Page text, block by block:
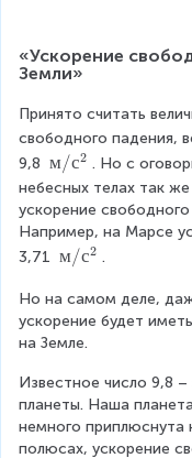
\
o
t
g
«Ускорение
Земли»
Принято считать
свободного падения,
9,8 м
/
с
^
м/с2 . Но с
небесных телах так
ускорение
Например, на Марсе
3,71 м
с
^
2
м/с2 .
Но на самом деле,
ускорение будет
на Земле.
Известное число 9,8
планеты. Наша
немного
полюсах, ускорение